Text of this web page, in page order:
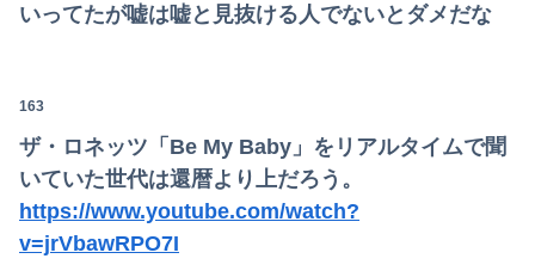
いってたが嘘は嘘と見抜ける人でないとダメだな
163
ザ・ロネッツ「Be My Baby」をリアルタイムで聞
いていた世代は還暦より上だろう。
https://www.youtube.com/watch?
v=jrVbawRPO7I